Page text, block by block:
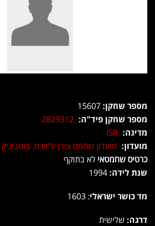
מספר שחקן:
מספר שחקן פיד"ה: 2829312
מדינה: ISR
מועדון: מועדון שחמט צורן ע"ש מ. בוטביניק
כרטיס שחמטאי לא בתוקף
שנת לידה:
מד כושר ישראלי: 1603
דרגה: שלישית